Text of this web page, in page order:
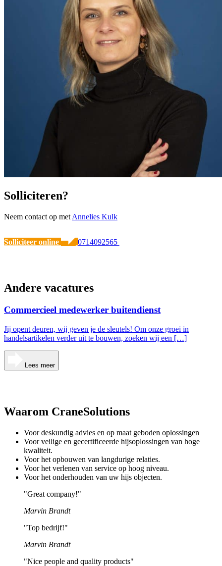
Solliciteren?
Neem contact op met Annelies Kulk
Solliciteer online 0714092565
Andere vacatures
Commercieel medewerker buitendienst
Jij opent deuren, wij geven je de sleutels! Om onze groei in
handelsartikelen verder uit te bouwen, zoeken wij een […]
Lees meer
Waarom CraneSolutions
Voor deskundig advies en op maat geboden oplossingen
Voor veilige en gecertificeerde hijsoplossingen van hoge
kwaliteit.
Voor het opbouwen van langdurige relaties.
Voor het verlenen van service op hoog niveau.
Voor het onderhouden van uw hijs objecten.
"Great company!"
Marvin Brandt
"Top bedrijf!"
Marvin Brandt
"Nice people and quality products"